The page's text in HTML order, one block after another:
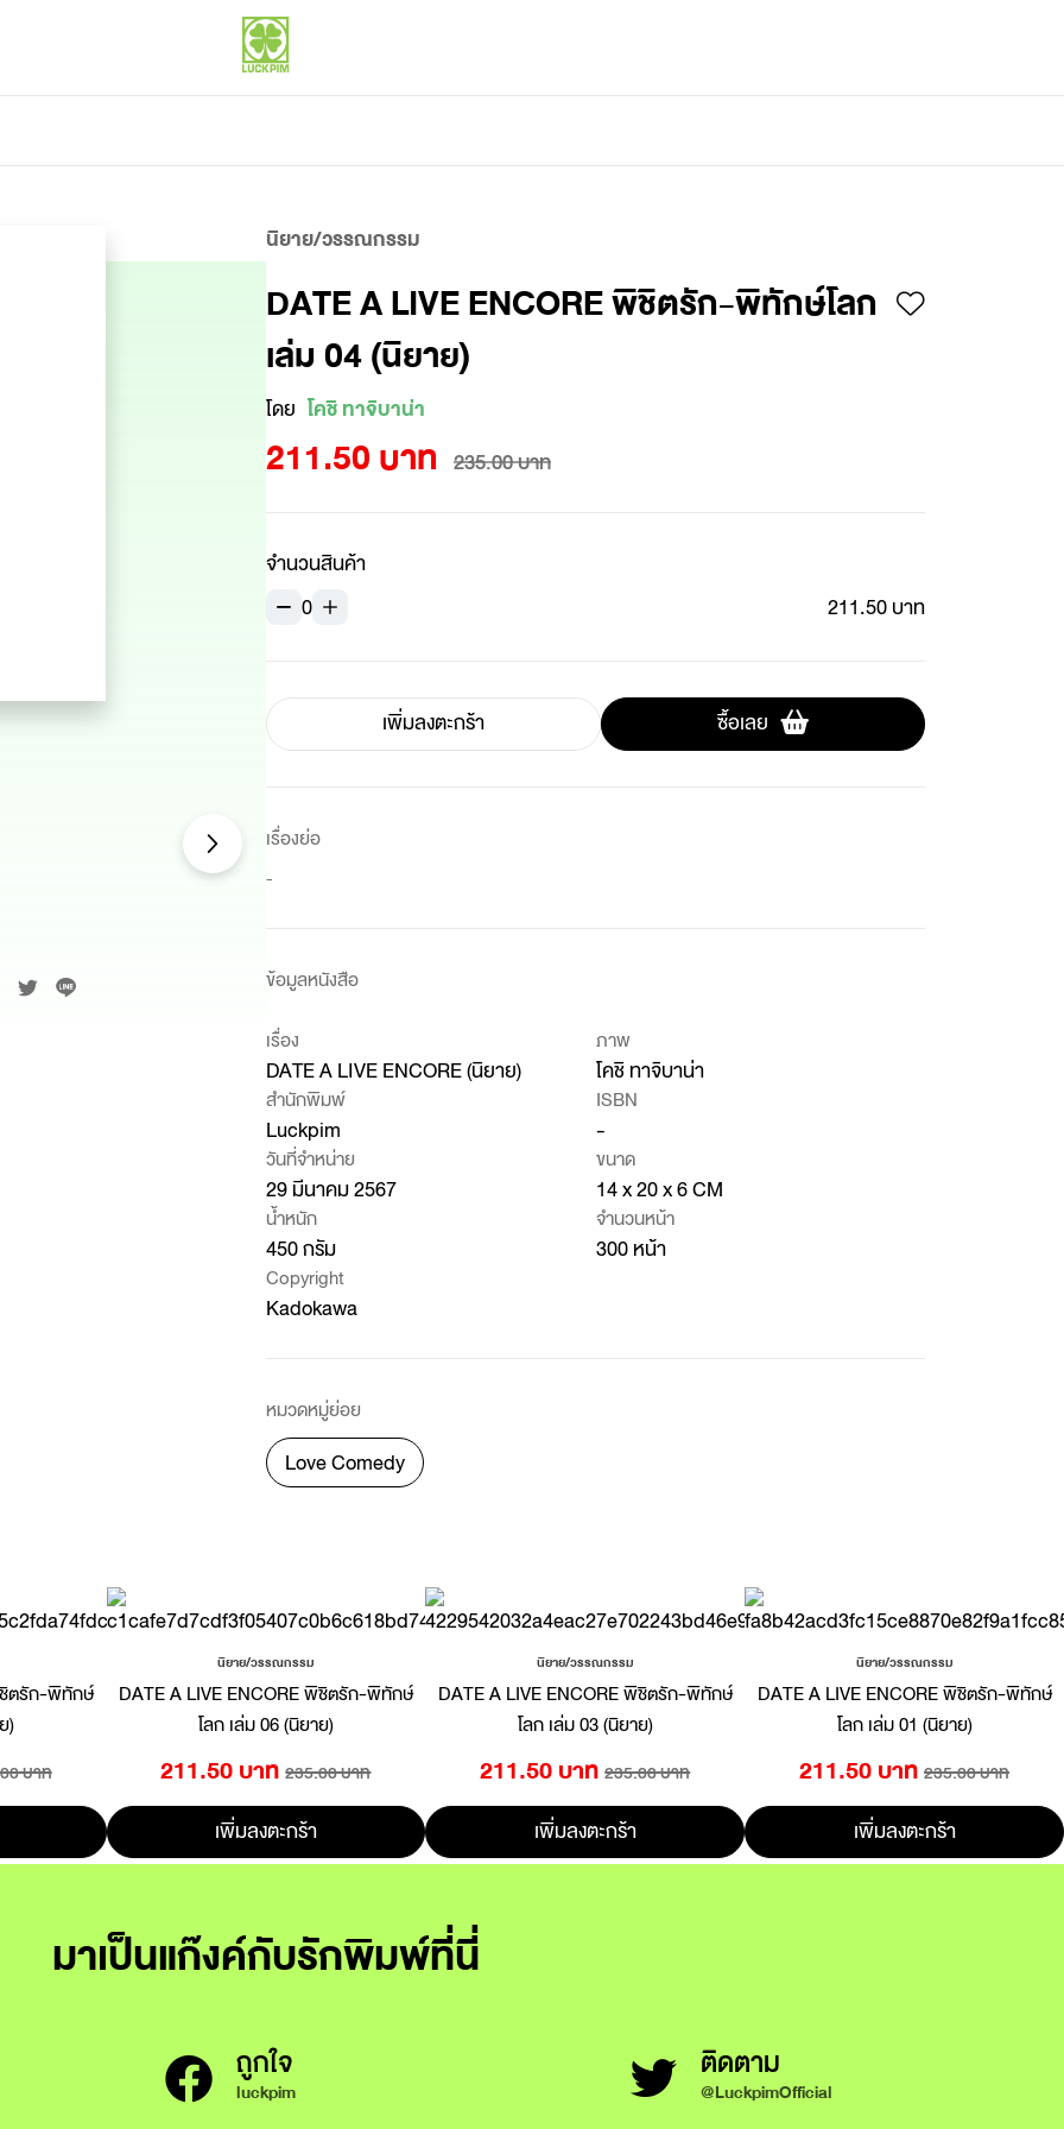
เข้าสู่ระบบ/สมัครสมาชิก
นิยาย/วรรณกรรม
DATE A LIVE ENCORE พิชิตรัก-พิทักษ์โลก
เล่ม 04 (นิยาย)
โดย โคชิ ทาจิบาน่า
211.50 บาท 235.00 บาท
จำนวนสินค้า
0
211.50 บาท
เพิ่มลงตะกร้า ซื้อเลย
เรื่องย่อ
-
ข้อมูลหนังสือ
เรื่อง
DATE A LIVE ENCORE (นิยาย)
ภาพ
โคชิ ทาจิบาน่า
สำนักพิมพ์
Luckpim
ISBN
-
วันที่จำหน่าย
29 มีนาคม 2567
ขนาด
14 x 20 x 6 CM
น้ำหนัก
450 กรัม
จำนวนหน้า
300 หน้า
Copyright
Kadokawa
หมวดหมู่ย่อย
Love Comedy
ชิตรัก-พิทักษ์
)
บาท
นิยาย/วรรณกรรม
DATE A LIVE ENCORE พิชิตรัก-พิทักษ์
โลก เล่ม 06 (นิยาย)
211.50 บาท 235.00 บาท
เพิ่มลงตะกร้า
นิยาย/วรรณกรรม
DATE A LIVE ENCORE พิชิตรัก-พิทักษ์
โลก เล่ม 03 (นิยาย)
211.50 บาท 235.00 บาท
เพิ่มลงตะกร้า
นิยาย/วรรณกรรม
DATE A LIVE ENCORE พิชิตรัก-พิทักษ์
โลก เล่ม 01 (นิยาย)
211.50 บาท 235.00 บาท
เพิ่มลงตะกร้า
มาเป็นแก๊งค์กับรักพิมพ์ที่นี่
ถูกใจ
luckpim
ติดตาม
@LuckpimOfficial